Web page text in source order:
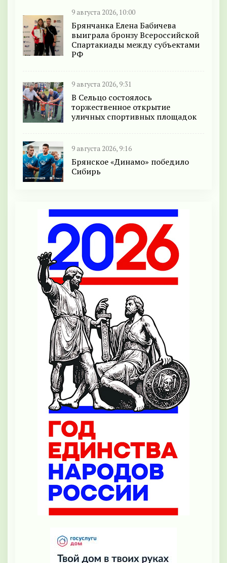
9 августа 2026, 10:00
Брянчанка Елена Бабичева
выиграла бронзу Всероссийской
Спартакиады между субъектами
РФ
9 августа 2026, 9:31
В Сельцо состоялось
торжественное открытие
уличных спортивных площадок
9 августа 2026, 9:16
Брянское «Динамо» победило
Сибирь